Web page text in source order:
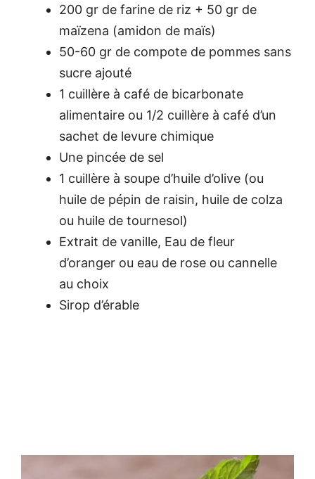
200 gr de farine de riz + 50 gr de
maïzena (amidon de maïs)
50-60 gr de compote de pommes sans
sucre ajouté
1 cuillère à café de bicarbonate
alimentaire ou 1/2 cuillère à café d’un
sachet de levure chimique
Une pincée de sel
1 cuillère à soupe d’huile d’olive (ou
huile de pépin de raisin, huile de colza
ou huile de tournesol)
Extrait de vanille, Eau de fleur
d’oranger ou eau de rose ou cannelle
au choix
Sirop d’érable